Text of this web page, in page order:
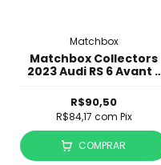
Matchbox
Matchbox Collectors
2023 Audi RS 6 Avant -
R$90,50
R$84,17 com Pix
COMPRAR